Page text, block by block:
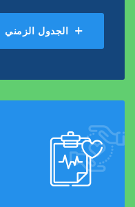
الجدول الزمني